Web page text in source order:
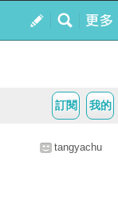
我的
訂閱
tangyachu